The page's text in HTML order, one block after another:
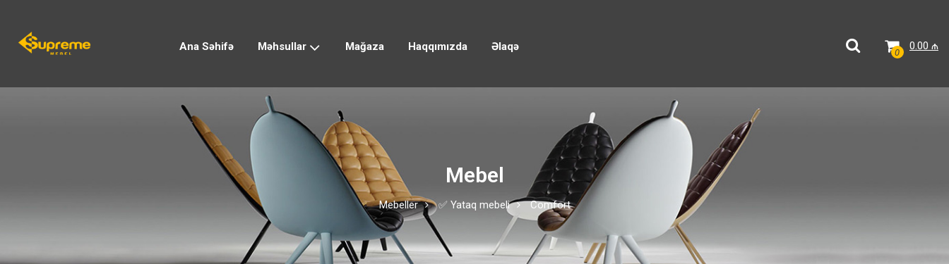
Ana Səhifə Məhsullar Mağaza Haqqımızda Əlaqə 0.00 ₼
0
Mebel
Mebeller ✅ Yataq mebeli Comfort